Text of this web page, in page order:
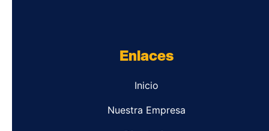
Enlaces
Inicio
Nuestra Empresa